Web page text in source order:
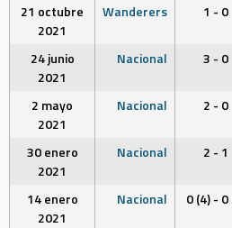
21 octubre
2021
Wanderers 1 - 0
24 junio
2021
Nacional 3 - 0
2 mayo
2021
Nacional 2 - 0
30 enero
2021
Nacional 2 - 1
14 enero
2021
Nacional 0 (4) - 0